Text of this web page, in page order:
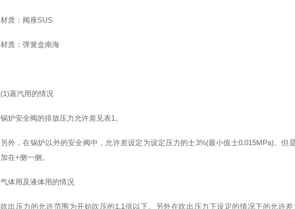
材质：阀座SUS
材质：弹簧盒南海
(1)蒸汽用的情况
锅炉安全阀的排放压力允许差见表1。
另外，在锅炉以外的安全阀中，允许差设定为设定压力的士3%(最小值士0.015MPa)。但
加在+侧一侧。
气体用及液体用的情况
吹出压力的允许范围为开始吹压的1.1倍以下。另外在吹出压力下设定的情况下的允许